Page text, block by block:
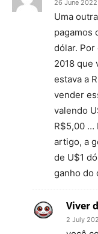
26 June
Uma
pagamos
dólar. Por
2018 que
estava a
vender
valendo
R$5,00 …
artigo, a
de U$1
ganho do
Viver
2 July